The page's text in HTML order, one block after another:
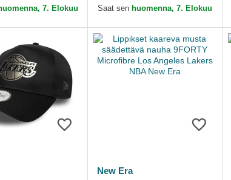
NBA New
7. Elokuu
NBA New Era
Saat sen huomenna, 7. Elokuu
New Era